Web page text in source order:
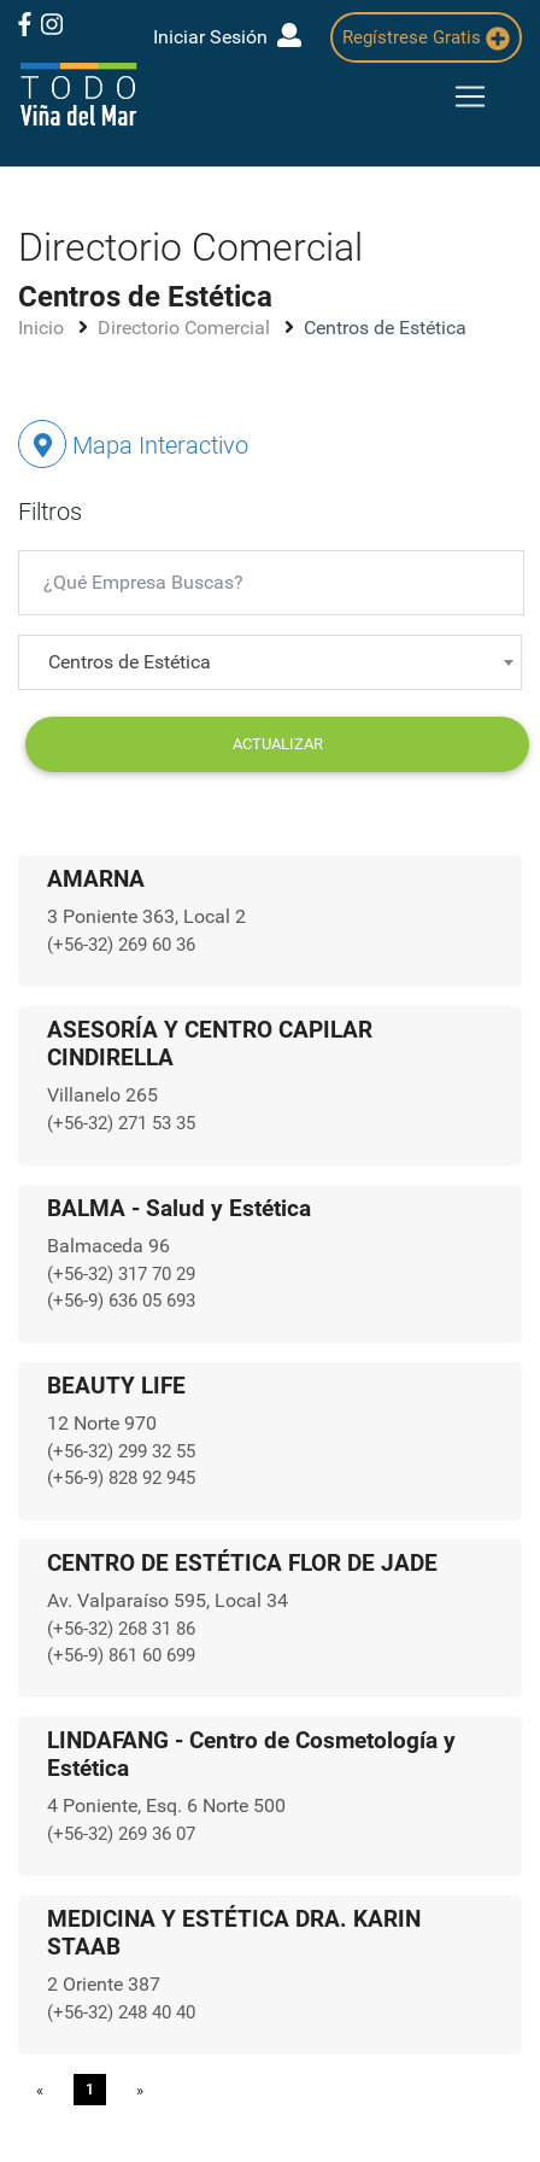
Iniciar Sesión Regístrese Gratis
Directorio Comercial
Centros de Estética
Inicio Directorio Comercial Centros de Estética
Mapa Interactivo
Filtros
Centros de Estética
ACTUALIZAR
AMARNA
3 Poniente 363, Local 2
(+56-32) 269 60 36
ASESORÍA Y CENTRO CAPILAR
CINDIRELLA
Villanelo 265
(+56-32) 271 53 35
BALMA - Salud y Estética
Balmaceda 96
(+56-32) 317 70 29
(+56-9) 636 05 693
BEAUTY LIFE
12 Norte 970
(+56-32) 299 32 55
(+56-9) 828 92 945
CENTRO DE ESTÉTICA FLOR DE JADE
Av. Valparaíso 595, Local 34
(+56-32) 268 31 86
(+56-9) 861 60 699
LINDAFANG - Centro de Cosmetología y
Estética
4 Poniente, Esq. 6 Norte 500
(+56-32) 269 36 07
MEDICINA Y ESTÉTICA DRA. KARIN
STAAB
2 Oriente 387
(+56-32) 248 40 40
« Previous
1 »